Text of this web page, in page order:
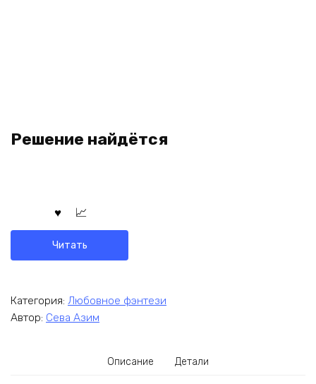
Решение найдётся
Читать
Категория: Любовное фэнтези
Автор: Сева Азим
Описание Детали